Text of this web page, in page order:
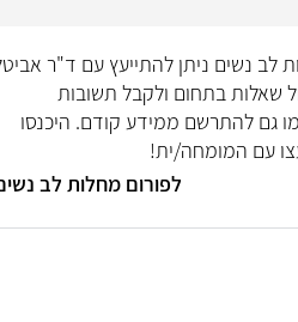
לב נשים ניתן להתייעץ עם ד"ר
שאלות בתחום ולקבל תשובות
גם להתרשם ממידע קודם. היכנסו
עם המומחה/ית!
לפורום מחלות לב